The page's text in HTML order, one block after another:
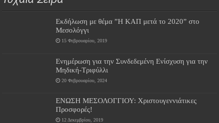
Εκδήλωση με θέμα ”Η ΚΑΠ μετά το 2020” στο
Μεσολόγγι
15 Φεβρουαρίου, 2019
Ενημέρωση για την Συνδεδεμένη Ενίσχυση για την
Μηδική-Τριφύλλι
20 Φεβρουαρίου, 2024
ΕΝΩΣΗ ΜΕΣΟΛΟΓΓΙΟΥ: Χριστουγεννιάτικες
Προσφορές!
12 Δεκεμβρίου, 2019